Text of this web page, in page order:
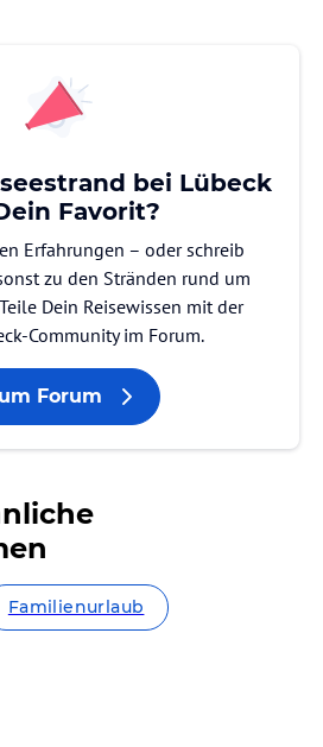
bei Lübeck
Favorit?
Erfahrungen – oder schreib
zu den Stränden rund um
Dein Reisewissen mit der
Community im Forum.
Forum
Familienurlaub